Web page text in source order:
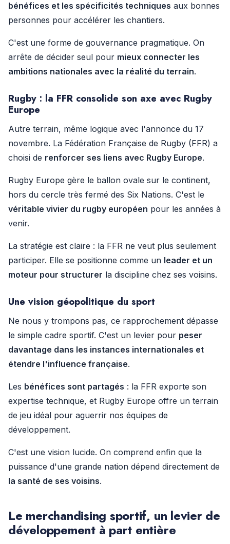
bénéfices et les spécificités techniques aux bonnes
personnes pour accélérer les chantiers.
C'est une forme de gouvernance pragmatique. On
arrête de décider seul pour mieux connecter les
ambitions nationales avec la réalité du terrain.
Rugby : la FFR consolide son axe avec Rugby
Europe
Autre terrain, même logique avec l'annonce du 17
novembre. La Fédération Française de Rugby (FFR) a
choisi de renforcer ses liens avec Rugby Europe.
Rugby Europe gère le ballon ovale sur le continent,
hors du cercle très fermé des Six Nations. C'est le
véritable vivier du rugby européen pour les années à
venir.
La stratégie est claire : la FFR ne veut plus seulement
participer. Elle se positionne comme un leader et un
moteur pour structurer la discipline chez ses voisins.
Une vision géopolitique du sport
Ne nous y trompons pas, ce rapprochement dépasse
le simple cadre sportif. C'est un levier pour peser
davantage dans les instances internationales et
étendre l'influence française.
Les bénéfices sont partagés : la FFR exporte son
expertise technique, et Rugby Europe offre un terrain
de jeu idéal pour aguerrir nos équipes de
développement.
C'est une vision lucide. On comprend enfin que la
puissance d'une grande nation dépend directement de
la santé de ses voisins.
Le merchandising sportif, un levier de
développement à part entière